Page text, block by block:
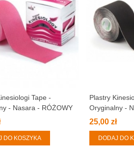
Tape -
- Nasara - RÓŻOWY
DO KOSZYKA
Plastry
Oryginalny -
25,00 zł
DODAJ DO